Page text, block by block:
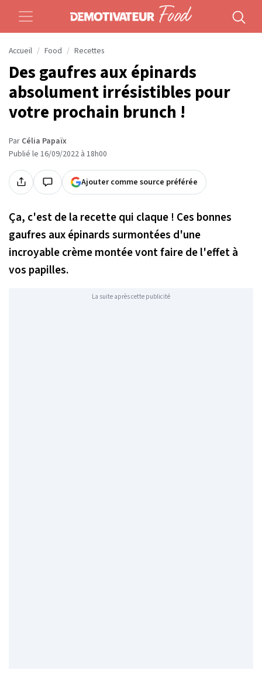
Accueil Food Recettes
Des gaufres aux épinards
absolument irrésistibles pour
votre prochain brunch !
Par Célia Papaïx
Publié le 16/09/2022 à 18h00
Ajouter comme source préférée
Ça, c'est de la recette qui claque ! Ces bonnes
gaufres aux épinards surmontées d'une
incroyable crème montée vont faire de l'effet à
vos papilles.
La suite après cette publicité